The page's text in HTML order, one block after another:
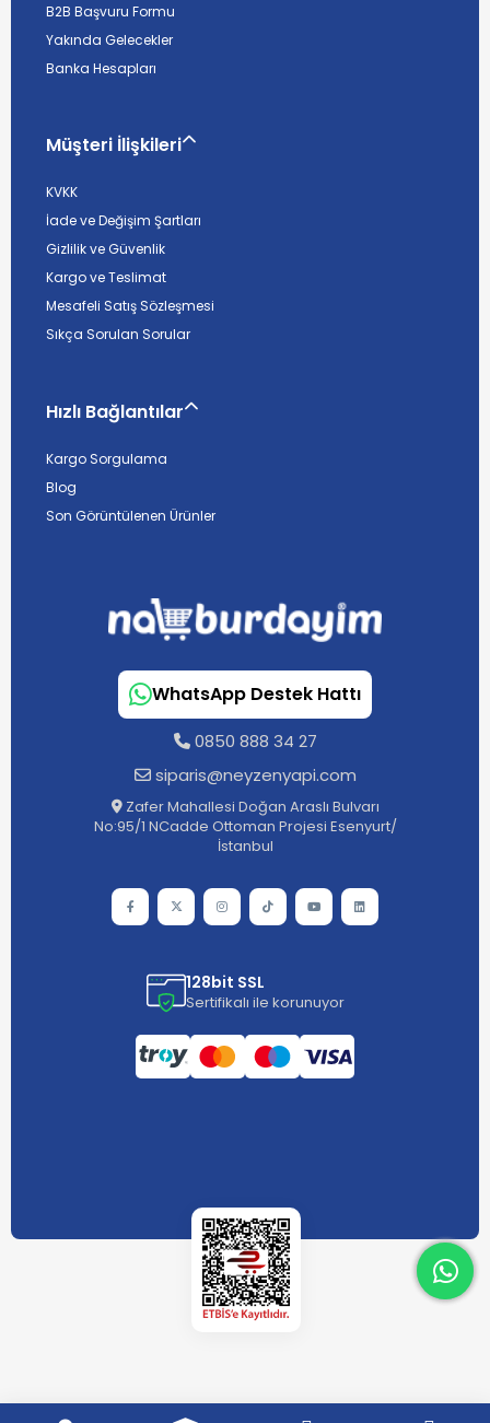
B2B Başvuru Formu
Yakında Gelecekler
Banka Hesapları
Müşteri İlişkileri
KVKK
İade ve Değişim Şartları
Gizlilik ve Güvenlik
Kargo ve Teslimat
Mesafeli Satış Sözleşmesi
Sıkça Sorulan Sorular
Hızlı Bağlantılar
Kargo Sorgulama
Blog
Son Görüntülenen Ürünler
WhatsApp Destek Hattı
0850 888 34 27
siparis@neyzenyapi.com
Zafer Mahallesi Doğan Araslı Bulvarı
No:95/1 NCadde Ottoman Projesi Esenyurt/
İstanbul
128bit SSL
Sertifikalı ile korunuyor